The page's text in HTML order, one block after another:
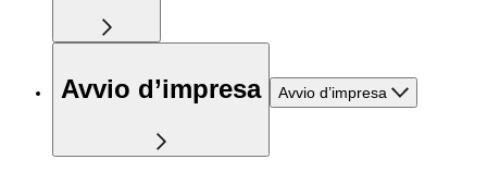
Avvio d’impresa Avvio d’impresa